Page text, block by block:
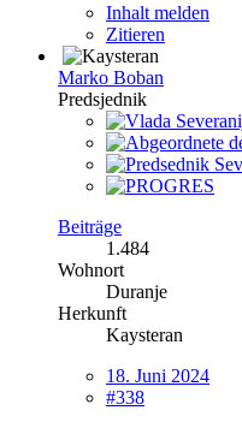
Inhalt melden
Zitieren
Marko Boban
Predsjednik
Beiträge
1.484
Wohnort
Duranje
Herkunft
Kaysteran
18. Juni 2024
#338